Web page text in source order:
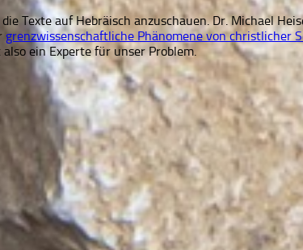
Texte auf Hebräisch anzuschauen. Dr. Michael
grenzwissenschaftliche Phänomene von christlicher
ein Experte für unser Problem.